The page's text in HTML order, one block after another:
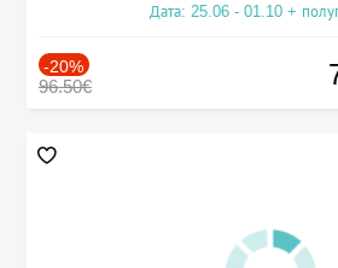
Дата: 25.06 - 01.10 +
-20%
96.50€